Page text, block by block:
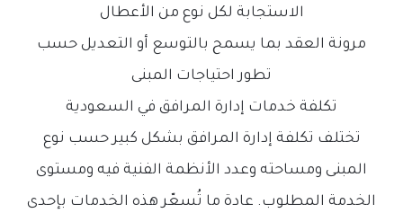
الاستجابة لكل نوع من الأعطال
مرونة العقد بما يسمح بالتوسع أو التعديل حسب
تطور احتياجات المبنى
تكلفة خدمات إدارة المرافق في السعودية
تختلف تكلفة إدارة المرافق بشكل كبير حسب نوع
المبنى ومساحته وعدد الأنظمة الفنية فيه ومستوى
الخدمة المطلوب. عادة ما تُسعّر هذه الخدمات بإحدى